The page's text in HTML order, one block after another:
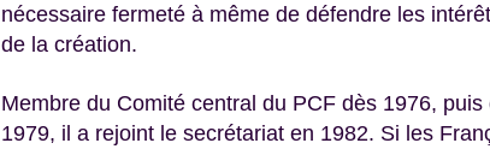
nécessaire fermeté à même de défendre les
de la création.
Membre du Comité central du PCF dès 1976,
1979, il a rejoint le secrétariat en 1982. Si les